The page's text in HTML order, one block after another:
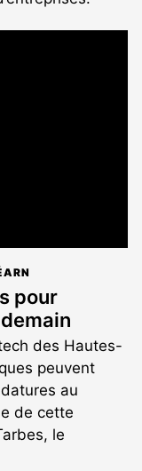
pour
des Hautes-
peuvent
au
de cette
le